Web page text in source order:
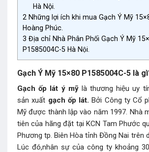
Hà Nội.
2 Những lợi ích khi mua Gạch Ý Mỹ
Hoàng Phúc.
3 Địa chỉ Nhà Phân Phối Gạch Ý Mỹ
P1585004C-5 Hà Nội.
Gạch Ý Mỹ 15×80 P1585004C-5 là
Gạch ốp lát ý mỹlà thương hiệu uy
sản xuất gạch ốp lát.Bởi Công ty Cổ
Mỹ được thành lập vào năm 1997. Nhà
tiên của hãng đặt tại KCN Tam Phước
Phương tp. Biên Hòa tỉnh Đồng Nai trên
Lúc đó,nhân sự của công ty khoảng